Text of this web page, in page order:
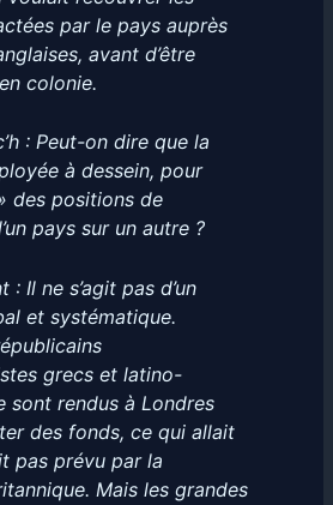
par le pays auprès
avant d’être
colonie.
: Peut-on dire que la
à dessein, pour
des positions de
pays sur un autre ?
: Il ne s’agit pas d’un
et systématique.
grecs et latino-
sont rendus à Londres
des fonds, ce qui allait
pas prévu par la
Mais les grandes